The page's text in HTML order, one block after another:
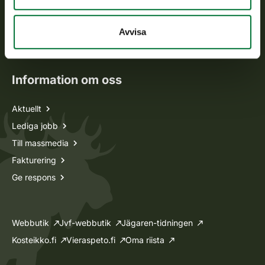
Avvisa
Jaktkort
Ansökan om licenser och dispenser
Information om oss
Aktuellt
Lediga jobb
Till massmedia
Fakturering
Ge respons
Webbutik Jvf-webbutik
Jägaren-tidningen
Kosteikko.fi
Vieraspeto.fi Oma riista